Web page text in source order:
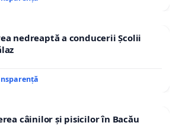
nedreaptă a conducerii Școlii
câinilor și pisicilor în Bacău